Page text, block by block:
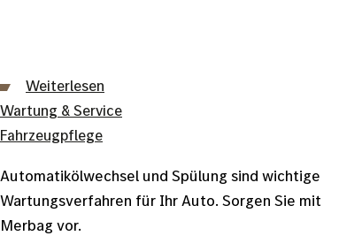
Weiterlesen
Automatik
Wartung & Service
Fahrzeugpflege
Automatikölwechsel und Spülung sind wichtige
Wartungsverfahren für Ihr Auto. Sorgen Sie mit
Merbag vor.